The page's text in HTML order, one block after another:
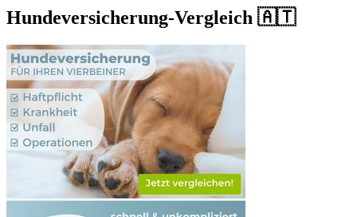
Hundeversicherung-Vergleich 🇦🇹